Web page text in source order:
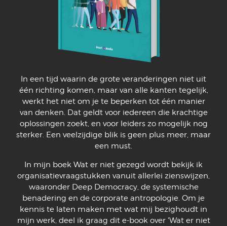
In een tijd waarin de grote veranderingen niet uit
één richting komen, maar van alle kanten tegelijk,
werkt het niet om je te beperken tot één manier
van denken. Dat geldt voor iedereen die krachtige
oplossingen zoekt, en voor leiders zo mogelijk nog
sterker. Een veelzijdige blik is geen plus meer, maar
een must.
In mijn boek Wat er niet gezegd wordt bekijk ik
organisatievraagstukken vanuit allerlei zienswijzen,
waaronder Deep Democracy, de systemische
benadering en de corporate antropologie. Om je
kennis te laten maken met wat mij bezighoudt in
mijn werk, deel ik graag dit e-book over 'Wat er niet